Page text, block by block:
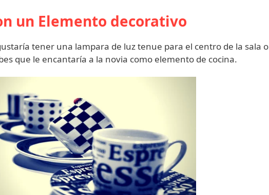
un Elemento decorativo
tener una lampara de luz tenue para el centro de la sala o
que le encantaría a la novia como elemento de cocina.